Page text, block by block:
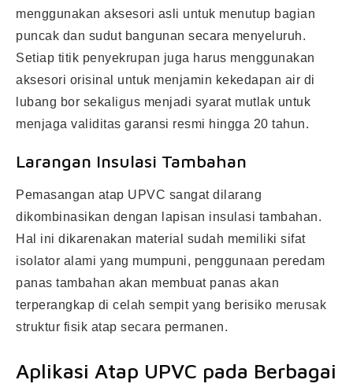
menggunakan aksesori asli untuk menutup bagian
puncak dan sudut bangunan secara menyeluruh.
Setiap titik penyekrupan juga harus menggunakan
aksesori orisinal untuk menjamin kekedapan air di
lubang bor sekaligus menjadi syarat mutlak untuk
menjaga validitas garansi resmi hingga 20 tahun.
Larangan Insulasi Tambahan
Pemasangan atap UPVC sangat dilarang
dikombinasikan dengan lapisan insulasi tambahan.
Hal ini dikarenakan material sudah memiliki sifat
isolator alami yang mumpuni, penggunaan peredam
panas tambahan akan membuat panas akan
terperangkap di celah sempit yang berisiko merusak
struktur fisik atap secara permanen.
Aplikasi Atap UPVC pada Berbagai